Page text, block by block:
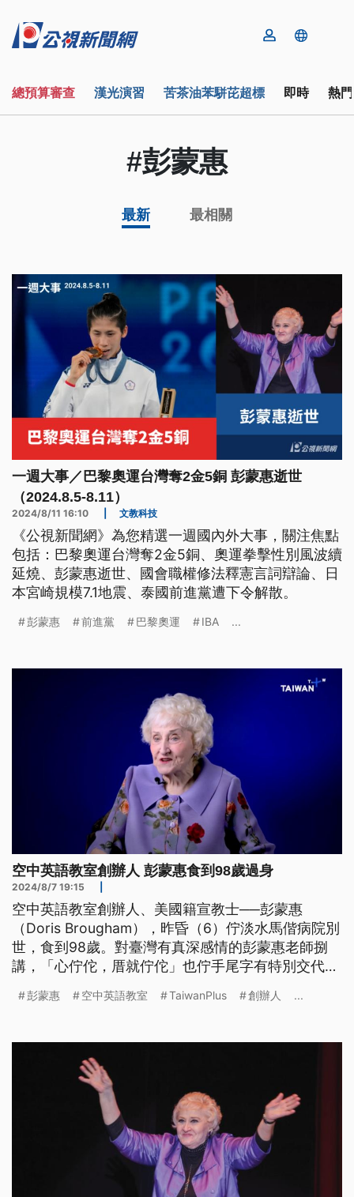
總預算審查 漢光演習 苦茶油苯駢芘超標 即時 熱
#彭蒙惠
最新 最相關
一週大事／巴黎奧運台灣奪2金5銅 彭蒙惠逝世
（2024.8.5-8.11）
2024/8/11 16:10 文教科技
《公視新聞網》為您精選一週國內外大事，關注焦點
包括：巴黎奧運台灣奪2金5銅、奧運拳擊性別風波續
延燒、彭蒙惠逝世、國會職權修法釋憲言詞辯論、日
本宮崎規模7.1地震、泰國前進黨遭下令解散。
彭蒙惠 前進黨 巴黎奧運 IBA ...
空中英語教室創辦人 彭蒙惠食到98歲過身
2024/8/7 19:15
空中英語教室創辦人、美國籍宣教士──彭蒙惠
（Doris Brougham），昨昏（6）佇淡水馬偕病院別
世，食到98歲。對臺灣有真深感情的彭蒙惠老師捌
講，「心佇佗，厝就佇佗」也佇手尾字有特別交代，
德也攏對彭蒙惠老師，表達悼念佮感謝。（這條新聞
彭蒙惠 空中英語教室 TaiwanPlus 創辦人 ...